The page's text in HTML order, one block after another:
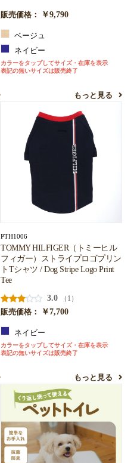
販売価格： ￥9,790
ベージュ
ネイビー
カラーをタップしてサイズ・在庫を表示
表記の無いサイズは販売終了
もっと見る
PTH1006
TOMMY HILFIGER（トミーヒル
フィガー）ストライプロゴプリン
トTシャツ / Dog Stripe Logo Print
Tee
3.0
（1）
販売価格：
￥7,700
ネイビー
カラーをタップしてサイズ・在庫を表示
表記の無いサイズは販売終了
もっと見る